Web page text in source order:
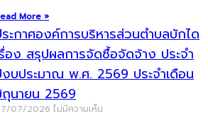
More »
ะกาศองค์การบริหารส่วนตำบลบักได
อง สรุปผลการจัดซื้อจัดจ้าง ประจำ
บประมาณ พ.ศ. 2569 ประจำเดือน
นายน 2569
07/2026 ไม่มีความเห็น